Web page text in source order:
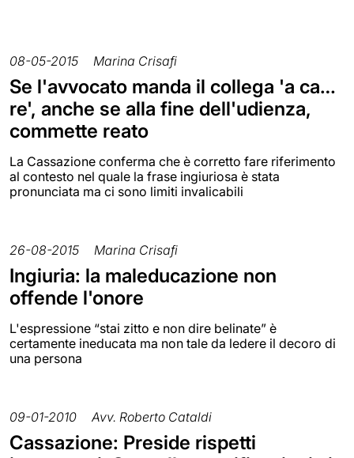
08-05-2015 Marina Crisafi
Se l'avvocato manda il collega 'a ca…
re', anche se alla fine dell'udienza,
commette reato
La Cassazione conferma che è corretto fare riferimento
al contesto nel quale la frase ingiuriosa è stata
pronunciata ma ci sono limiti invalicabili
26-08-2015 Marina Crisafi
Ingiuria: la maleducazione non
offende l'onore
L'espressione “stai zitto e non dire belinate” è
certamente ineducata ma non tale da ledere il decoro di
una persona
09-01-2010 Avv. Roberto Cataldi
Cassazione: Preside rispetti